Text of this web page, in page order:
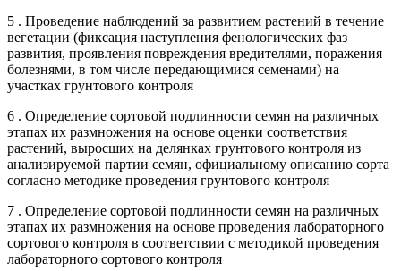
5 . Проведение наблюдений за развитием растений в течение
вегетации (фиксация наступления фенологических фаз
развития, проявления повреждения вредителями, поражения
болезнями, в том числе передающимися семенами) на
участках грунтового контроля
6 . Определение сортовой подлинности семян на различных
этапах их размножения на основе оценки соответствия
растений, выросших на делянках грунтового контроля из
анализируемой партии семян, официальному описанию сорта
согласно методике проведения грунтового контроля
7 . Определение сортовой подлинности семян на различных
этапах их размножения на основе проведения лабораторного
сортового контроля в соответствии с методикой проведения
лабораторного сортового контроля